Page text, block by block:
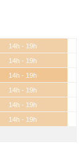
14h - 19h
14h - 19h
14h - 19h
14h - 19h
14h - 19h
14h - 19h